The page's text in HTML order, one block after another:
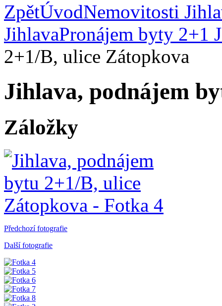
ZpětÚvodNemovitosti
JihlavaPronájem byty 2+1
2+1/B, ulice Zátopkova
Jihlava, podnájem
Záložky
Předchozí fotografie
Další fotografie